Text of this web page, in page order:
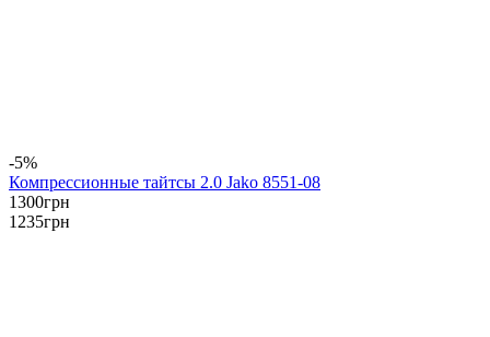
-5%
Компрессионные тайтсы 2.0 Jako 8551-08
1300грн
1235грн